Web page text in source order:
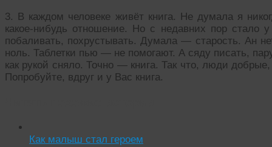
3. В каждом человеке живёт книга. Не думала я
какое-нибудь отношение. Но с недавних пор стало
побаливать, похрустывать. Думала — старость.
ноль. Таблетки пью — не помогают. А сяду писать,
как рукой сняло. Точно — книга. Так что, люди
Попробуйте, вдруг и у Вас книга.
Как малыш стал героем